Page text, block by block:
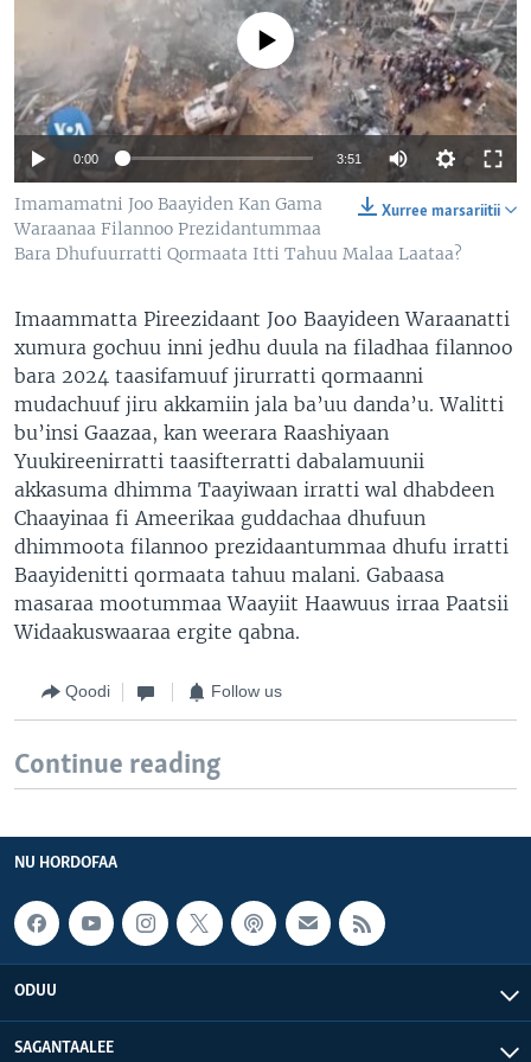
No media source currently available
0:00 3:51
Xurree marsariitii
Imamamatni Joo Baayiden Kan Gama
Waraanaa Filannoo Prezidantummaa
Bara Dhufuurratti Qormaata Itti Tahuu Malaa Laataa?
Imaammatta Pireezidaant Joo Baayideen Waraanatti
xumura gochuu inni jedhu duula na filadhaa filannoo
bara 2024 taasifamuuf jirurratti qormaanni
mudachuuf jiru akkamiin jala ba’uu danda’u. Walitti
bu’insi Gaazaa, kan weerara Raashiyaan
Yuukireenirratti taasifterratti dabalamuunii
akkasuma dhimma Taayiwaan irratti wal dhabdeen
Chaayinaa fi Ameerikaa guddachaa dhufuun
dhimmoota filannoo prezidaantummaa dhufu irratti
Baayidenitti qormaata tahuu malani. Gabaasa
masaraa mootummaa Waayiit Haawuus irraa Paatsii
Widaakuswaaraa ergite qabna.
Qoodi Follow us
Continue reading
NU HORDOFAA
ODUU
SAGANTAALEE